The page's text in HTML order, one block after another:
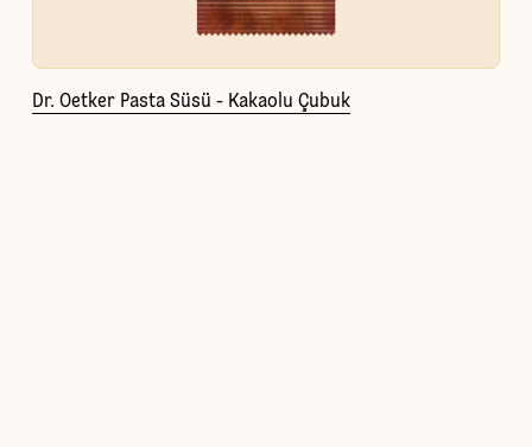
Dr. Oetker Pasta Süsü - Kakaolu Çubuk